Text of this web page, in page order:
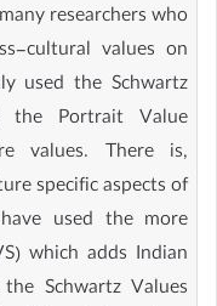
researchers who
cultural values on
used the Schwartz
the Portrait Value
values. There is,
specific aspects of
used the more
which adds Indian
Schwartz Values